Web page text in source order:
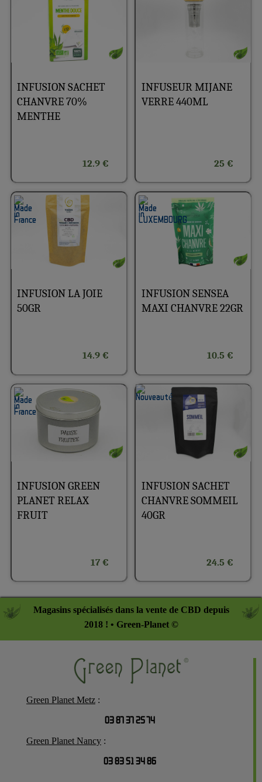
INFUSION SACHET
CHANVRE 70%
MENTHE
12.9 €
INFUSEUR MIJANE
VERRE 440ML
25 €
INFUSION LA JOIE
50GR
14.9 €
INFUSION SENSEA
MAXI CHANVRE 22GR
10.5 €
INFUSION GREEN
PLANET RELAX
FRUIT
17 €
INFUSION SACHET
CHANVRE SOMMEIL
40GR
24.5 €
Magasins spécialisés dans la vente de CBD depuis
2018 ! • Green-Planet ©
Green Planet Metz :
03 87 37 25 74
Green Planet Nancy :
03 83 51 34 86